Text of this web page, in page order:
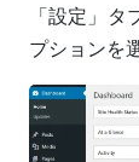
「設定」
プションを